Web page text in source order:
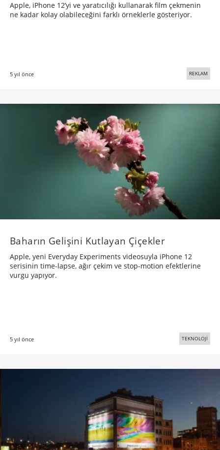
Apple, iPhone 12’yi ve yaratıcılığı kullanarak film çekmenin
ne kadar kolay olabileceğini farklı örneklerle gösteriyor.
5 yıl önce REKLAM
Baharın Gelişini Kutlayan Çiçekler
Apple, yeni Everyday Experiments videosuyla iPhone 12
serisinin time-lapse, ağır çekim ve stop-motion efektlerine
vurgu yapıyor.
5 yıl önce TEKNOLOJİ